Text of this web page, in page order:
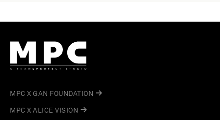
MPC X GAN FOUNDATION
MPC X ALICE VISION